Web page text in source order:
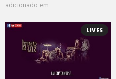
adicionado em
LIVES